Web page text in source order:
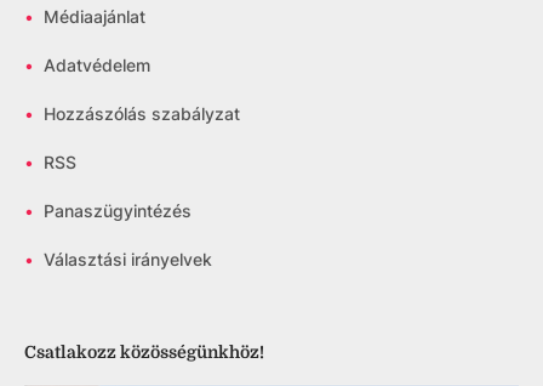
• Médiaajánlat
• Adatvédelem
• Hozzászólás szabályzat
• RSS
• Panaszügyintézés
• Választási irányelvek
Csatlakozz közösségünkhöz!